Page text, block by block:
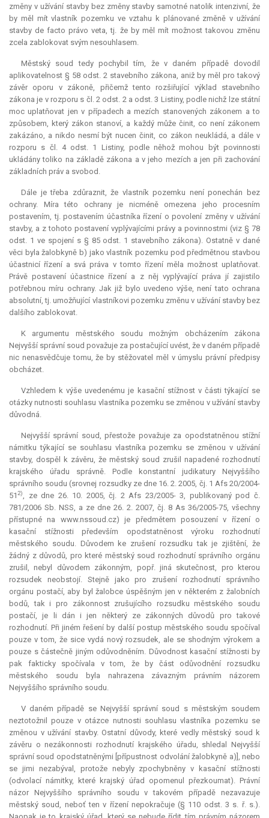
změny v užívání stavby bez změny stavby samotné natolik intenzivní, že
by měl mít vlastník pozemku ve vztahu k plánované změně v užívání
stavby de facto právo veta, tj. že by měl mít možnost takovou změnu
zcela zablokovat svým nesouhlasem.
Městský soud tedy pochybil tím, že v daném případě dovodil
aplikovatelnost § 58 odst. 2 stavebního zákona, aniž by měl pro takový
závěr oporu v zákoně, přičemž tento rozšiřující výklad stavebního
zákona je v rozporu s čl. 2 odst. 2 a odst. 3 Listiny, podle nichž lze státní
moc uplatňovat jen v případech a mezích stanovených zákonem a to
způsobem, který zákon stanoví, a každý může činit, co není zákonem
zakázáno, a nikdo nesmí být nucen činit, co zákon neukládá, a dále v
rozporu s čl. 4 odst. 1 Listiny, podle něhož mohou být povinnosti
ukládány toliko na základě zákona a v jeho mezích a jen při zachování
základních práv a svobod.
Dále je třeba zdůraznit, že vlastník pozemku není ponechán bez
ochrany. Míra této ochrany je nicméně omezena jeho procesním
postavením, tj. postavením účastníka řízení o povolení změny v užívání
stavby, a z tohoto postavení vyplývajícími právy a povinnostmi (viz § 78
odst. 1 ve spojení s § 85 odst. 1 stavebního zákona). Ostatně v dané
věci byla žalobkyně b) jako vlastník pozemku pod předmětnou stavbou
účastnicí řízení a svá práva v tomto řízení měla možnost uplatňovat.
Právě postavení účastnice řízení a z něj vyplývající práva jí zajistilo
potřebnou míru ochrany. Jak již bylo uvedeno výše, není tato ochrana
absolutní, tj. umožňující vlastníkovi pozemku změnu v užívání stavby bez
dalšího zablokovat.
K argumentu městského soudu možným obcházením zákona
Nejvyšší správní soud považuje za postačující uvést, že v daném případě
nic nenasvědčuje tomu, že by stěžovatel měl v úmyslu právní předpisy
obcházet.
Vzhledem k výše uvedenému je kasační stížnost v části týkající se
otázky nutnosti souhlasu vlastníka pozemku se změnou v užívání stavby
důvodná.
Nejvyšší správní soud, přestože považuje za opodstatněnou stížní
námitku týkající se souhlasu vlastníka pozemku se změnou v užívání
stavby, dospěl k závěru, že městský soud zrušil napadené rozhodnutí
krajského úřadu správně. Podle konstantní judikatury Nejvyššího
správního soudu (srovnej rozsudky ze dne 16. 2. 2005, čj. 1 Afs 20/2004-
512), ze dne 26. 10. 2005, čj. 2 Afs 23/2005- 3, publikovaný pod č.
781/2006 Sb. NSS, a ze dne 26. 2. 2007, čj. 8 As 36/2005-75, všechny
přístupné na www.nssoud.cz) je předmětem posouzení v řízení o
kasační stížnosti především opodstatněnost výroku rozhodnutí
městského soudu. Důvodem ke zrušení rozsudku tak je zjištění, že
žádný z důvodů, pro které městský soud rozhodnutí správního orgánu
zrušil, nebyl důvodem zákonným, popř. jiná skutečnost, pro kterou
rozsudek neobstojí. Stejně jako pro zrušení rozhodnutí správního
orgánu postačí, aby byl žalobce úspěšným jen v některém z žalobních
bodů, tak i pro zákonnost zrušujícího rozsudku městského soudu
postačí, je li dán i jen některý ze zákonných důvodů pro takové
rozhodnutí. Při jiném řešení by další postup městského soudu spočíval
pouze v tom, že sice vydá nový rozsudek, ale se shodným výrokem a
pouze s částečně jiným odůvodněním. Důvodnost kasační stížnosti by
pak fakticky spočívala v tom, že by část odůvodnění rozsudku
městského soudu byla nahrazena závazným právním názorem
Nejvyššího správního soudu.
V daném případě se Nejvyšší správní soud s městským soudem
neztotožnil pouze v otázce nutnosti souhlasu vlastníka pozemku se
změnou v užívání stavby. Ostatní důvody, které vedly městský soud k
závěru o nezákonnosti rozhodnutí krajského úřadu, shledal Nejvyšší
správní soud opodstatněnými [přípustnost odvolání žalobkyně a)], nebo
se jimi nezabýval, protože nebyly zpochybněny v kasační stížnosti
(odvolací námitky, které krajský úřad opomenul přezkoumat). Právní
názor Nejvyššího správního soudu v takovém případě nezavazuje
městský soud, neboť ten v řízení nepokračuje (§ 110 odst. 3 s. ř. s.).